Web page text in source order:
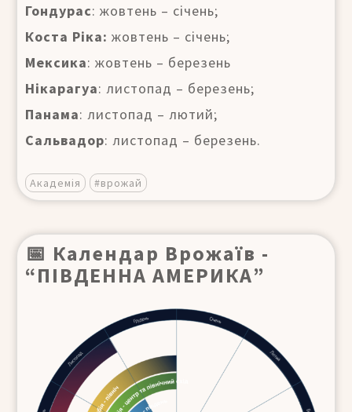
Гондурас: жовтень – січень;
Коста Ріка: жовтень – січень;
Мексика: жовтень – березень
Нікарагуа: листопад – березень;
Панама: листопад – лютий;
Сальвадор: листопад – березень.
Академія #врожай
📅 Календар Врожаїв -
“ПІВДЕННА АМЕРИКА”